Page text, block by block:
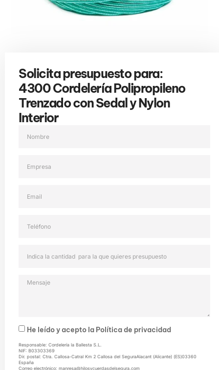
Solicita presupuesto para:
4300 Cordelería Polipropileno
Trenzado con Sedal y Nylon
Interior
He leído y acepto la Política de privacidad
Responsable: Cordelería la Ballesta S.L.
NIF: B03303369
Dir. postal: Ctra. Callosa-Catral Km 2 Callosa del SeguraAlacant (Alicante) (ES)03360
España
Correo electrónico: manresa@hilosycuerdasdelsegura.com